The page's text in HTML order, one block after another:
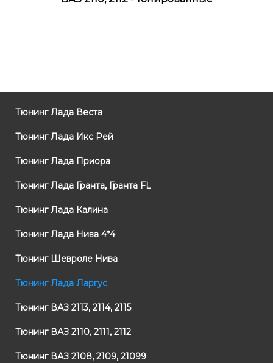
Тюнинг Лада Веста
Тюнинг Лада Икс Рей
Тюнинг Лада Приора
Тюнинг Лада Гранта, Гранта FL
Тюнинг Лада Калина
Тюнинг Лада Нива 4*4
Тюнинг Шевроле Нива
Тюнинг Лада Ларгус
Тюнинг ВАЗ 2113, 2114, 2115
Тюнинг ВАЗ 2110, 2111, 2112
Тюнинг ВАЗ 2108, 2109, 21099